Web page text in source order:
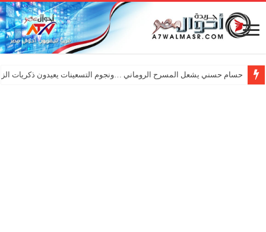
حسام حسني يشعل المسرح الروماني …ونجوم التسعينات يعيدون ذكريات